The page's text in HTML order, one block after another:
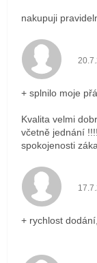
nakupuji
+ splnilo moje
Kvalita velmi
včetně jednání
spokojenosti
+ rychlost